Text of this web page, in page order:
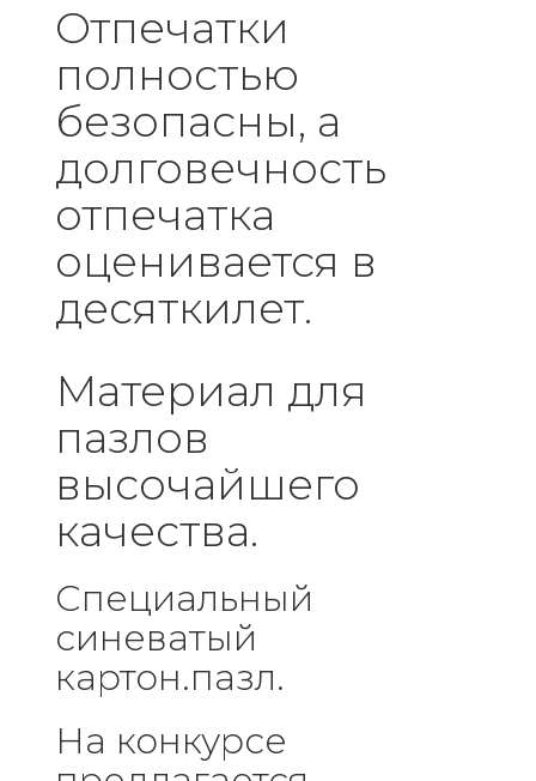
Отпечатки
полностью
безопасны, а
долговечность
отпечатка
оценивается в
десяткилет.
Материал для
пазлов
высочайшего
качества.
Специальный
синеватый
картон.пазл.
На конкурсе